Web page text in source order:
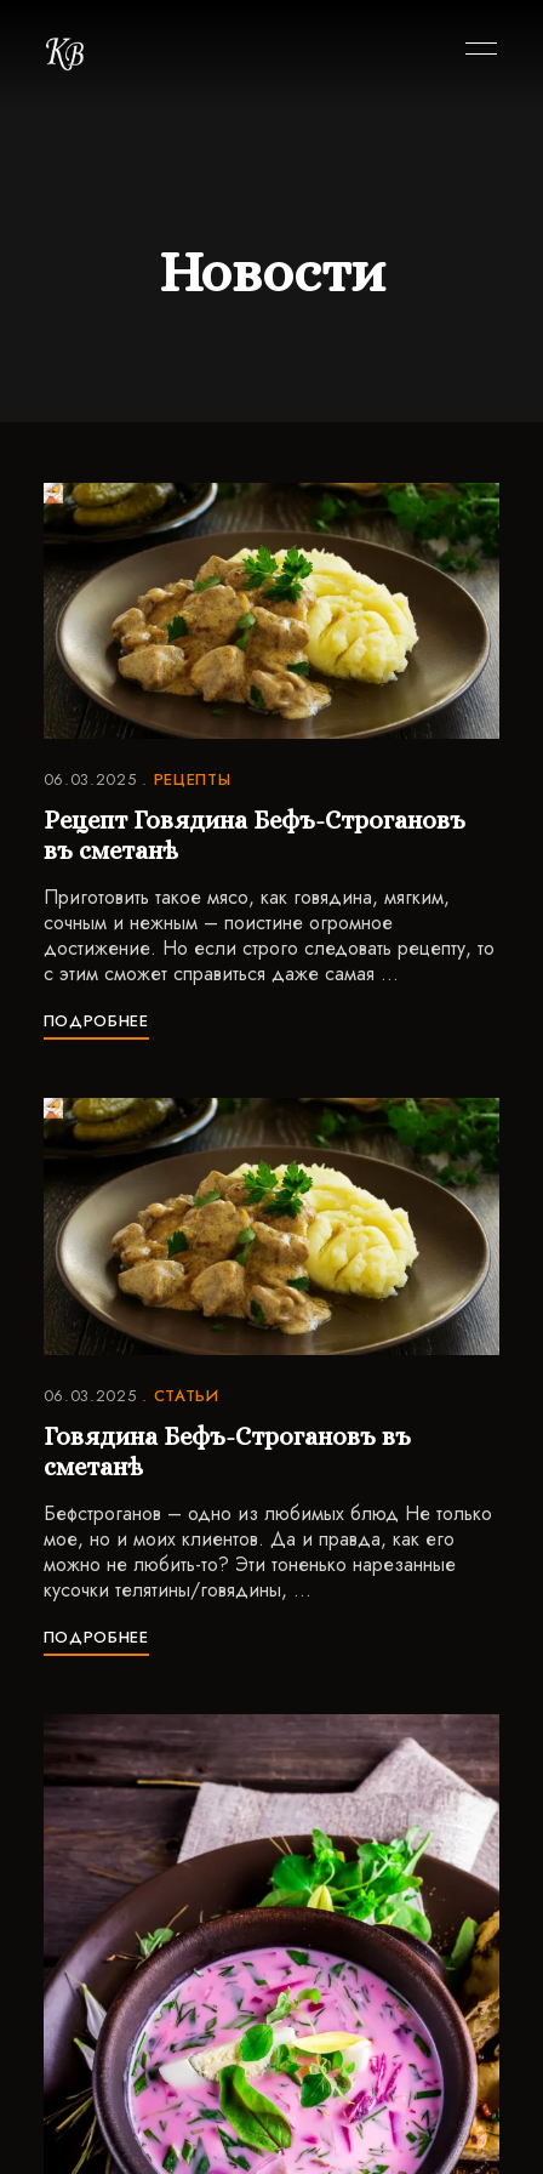
Новости
06.03.2025 РЕЦЕПТЫ
Рецепт Говядина Бефъ-Строгановъ
въ сметанѣ
Приготовить такое мясо, как говядина, мягким,
сочным и нежным – поистине огромное
достижение. Но если строго следовать рецепту, то
с этим сможет справиться даже самая …
ПОДРОБНЕЕ
06.03.2025 СТАТЬИ
Говядина Бефъ-Строгановъ въ
сметанѣ
Бефстроганов – одно из любимых блюд Не только
мое, но и моих клиентов. Да и правда, как его
можно не любить-то? Эти тоненько нарезанные
кусочки телятины/говядины, …
ПОДРОБНЕЕ